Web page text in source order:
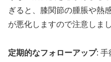
ぎると、膝関節の腫脹や熱
が悪化しますので注意しまし
定期的なフォローアップ: 手